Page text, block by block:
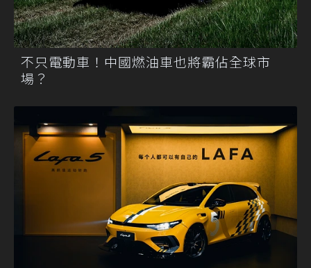
不只電動車！中國燃油車也將霸佔全球市
場？